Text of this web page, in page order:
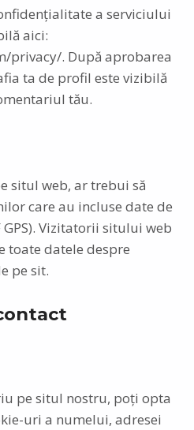
a serviciului
aici:
privacy/. După aprobarea
ta de profil este vizibilă
tău.
situl web, ar trebui să
care au incluse date de
Vizitatorii sitului web
toate datele despre
pe sit.
pe situl nostru, poți opta
uri a numelui, adresei